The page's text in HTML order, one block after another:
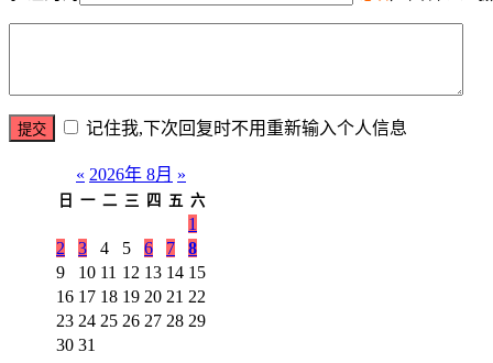
记住我,下次回复时不用重新输入个人信息
« 2026年 8月 »
日 一 二 三 四 五 六
1
2
3 4 5 6 7
8
9
10 11 12 13 14 15
16 17 18 19 20 21 22
23 24 25 26 27 28 29
30 31